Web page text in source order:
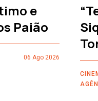
e
Paião
06 Ago 2026